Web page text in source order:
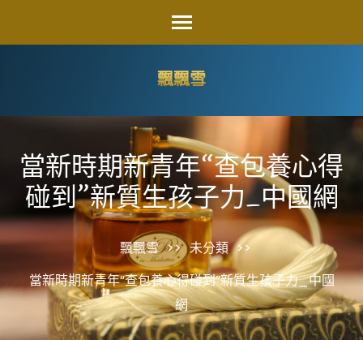
飄飄雪
當新時期新青年“查包養心得
碰到”新質生孩子力_中國網
飄飄雪 >> 未分類 >>
當新時期新青年“查包養心得碰到”新質生孩子力_中國
網